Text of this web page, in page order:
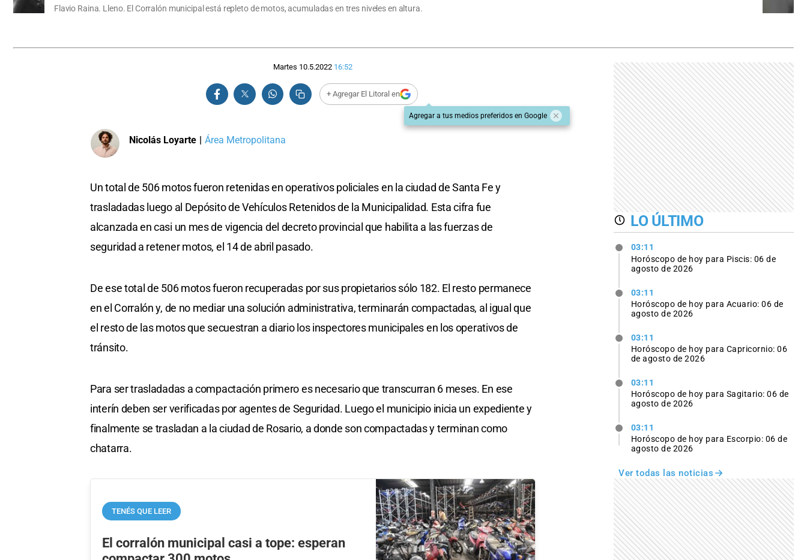
Flavio Raina. Lleno. El Corralón municipal está repleto de motos, acumuladas en tres niveles en altura.
Martes 10.5.2022 16:52
+ Agregar El Litoral en
Agregar a tus medios preferidos en Google
Nicolás Loyarte | Área Metropolitana
Un total de 506 motos fueron retenidas en operativos policiales en la ciudad de Santa Fe y
trasladadas luego al Depósito de Vehículos Retenidos de la Municipalidad. Esta cifra fue
alcanzada en casi un mes de vigencia del decreto provincial que habilita a las fuerzas de
seguridad a retener motos, el 14 de abril pasado.
De ese total de 506 motos fueron recuperadas por sus propietarios sólo 182. El resto permanece
en el Corralón y, de no mediar una solución administrativa, terminarán compactadas, al igual que
el resto de las motos que secuestran a diario los inspectores municipales en los operativos de
tránsito.
Para ser trasladadas a compactación primero es necesario que transcurran 6 meses. En ese
interín deben ser verificadas por agentes de Seguridad. Luego el municipio inicia un expediente y
finalmente se trasladan a la ciudad de Rosario, a donde son compactadas y terminan como
chatarra.
TENÉS QUE LEER
El corralón municipal casi a tope: esperan
LO ÚLTIMO
03:11
Horóscopo de hoy para Piscis: 06 de
agosto de 2026
03:11
Horóscopo de hoy para Acuario: 06 de
agosto de 2026
03:11
Horóscopo de hoy para Capricornio: 06
de agosto de 2026
03:11
Horóscopo de hoy para Sagitario: 06 de
agosto de 2026
03:11
Horóscopo de hoy para Escorpio: 06 de
agosto de 2026
Ver todas las noticias